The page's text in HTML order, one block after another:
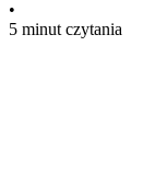
•
5 minut czytania